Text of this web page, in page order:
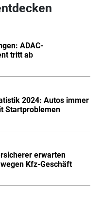
ADAC-
tritt ab
2024: Autos immer
Startproblemen
erwarten
Kfz-Geschäft